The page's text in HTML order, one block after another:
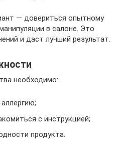
— довериться опытному
в салоне. Это
и даст лучший результат.
необходимо:
с инструкцией;
продукта.